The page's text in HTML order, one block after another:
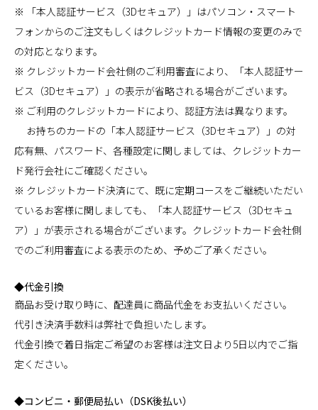
※ 「本人認証サービス（3Dセキュア）」はパソコン・スマート
フォンからのご注文もしくはクレジットカード情報の変更のみで
の対応となります。
※ クレジットカード会社側のご利用審査により、「本人認証サー
ビス（3Dセキュア）」の表示が省略される場合がございます。
※ ご利用のクレジットカードにより、認証方法は異なります。
お持ちのカードの「本人認証サービス（3Dセキュア）」の対
応有無、パスワード、各種設定に関しましては、クレジットカー
ド発行会社にご確認ください。
※ クレジットカード決済にて、既に定期コースをご継続いただい
ているお客様に関しましても、「本人認証サービス（3Dセキュ
ア）」が表示される場合がございます。クレジットカード会社側
でのご利用審査による表示のため、予めご了承ください。
◆代金引換
商品お受け取り時に、配達員に商品代金をお支払いください。
代引き決済手数料は弊社で負担いたします。
代金引換で着日指定ご希望のお客様は注文日より5日以内でご指
定ください。
◆コンビニ・郵便局払い（DSK後払い）